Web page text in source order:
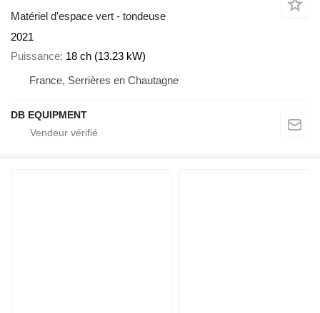
Matériel d'espace vert - tondeuse
2021
Puissance 18 ch (13.23 kW)
France, Serrières en Chautagne
DB EQUIPMENT